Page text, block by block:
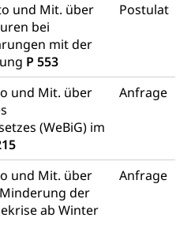
und Mit. über
bei
mit der
P 553
Postulat
und Mit. über
(WeBiG) im
Anfrage
und Mit. über
der
ab Winter
Anfrage
Armee
(WAS Luzern)
Polizei,
technische Betriebe,
Führungsstab
öffentliche Ordnung
Waffenbüro,